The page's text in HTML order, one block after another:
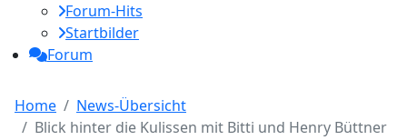
Forum-Hits
Startbilder
Forum
Home
News-Übersicht
Blick hinter die Kulissen mit Bitti und Henry Büttner